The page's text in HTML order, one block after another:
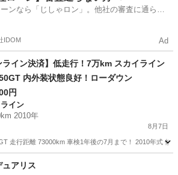
ンなら「じしゃロン」。他社の審査に通らな
IDOM Ad
ライン決済】低走行！7万km スカイライン
内外装状態良好！ローダウン
円
イン
2010年
8月7日
走行距離 73000km 車検1年後の7月まで！ 2010年式
ライン
ュアリス